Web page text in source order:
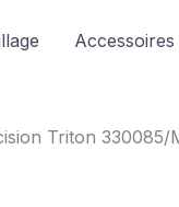
Triton 330085/